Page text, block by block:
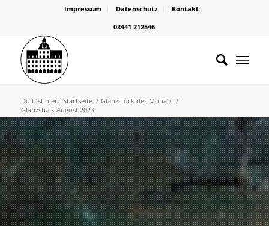
Impressum Datenschutz
Kontakt
03441 212546
Du bist hier: Startseite / Glanzstück des Monats /
Glanzstück August 2023